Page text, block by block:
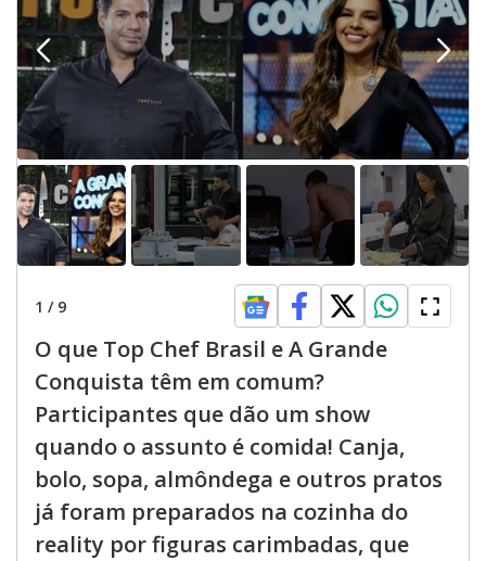
1 / 9
O que Top Chef Brasil e A Grande
Conquista têm em comum?
Participantes que dão um show
quando o assunto é comida! Canja,
bolo, sopa, almôndega e outros pratos
já foram preparados na cozinha do
reality por figuras carimbadas, que